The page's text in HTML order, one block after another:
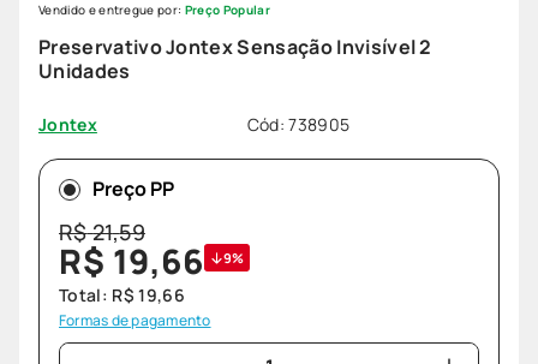
Preservativo Jontex Sensação Invisível 2
Unidades
Jontex Cód:738905
Vendido e entregue por: Preço Popular
Preço PP
R$21,59
R$ 19,66 9%
Total: R$ 19,66
Formas de pagamento